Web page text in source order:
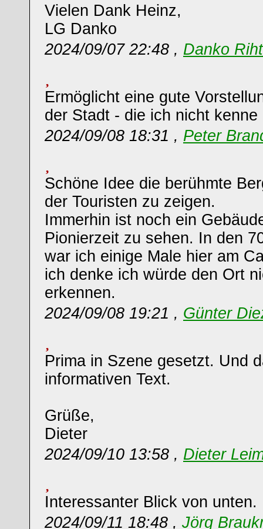
Vielen Dank Heinz,
LG Danko
2024/09/07 22:48 , Danko
Ermöglicht eine gute
der Stadt - die ich nicht
2024/09/08 18:31 , Peter
Schöne Idee die berühmte
der Touristen zu zeigen.
Immerhin ist noch ein
Pionierzeit zu sehen. In den
war ich einige Male hier am
ich denke ich würde den Ort
erkennen.
2024/09/08 19:21 , Günter
Prima in Szene gesetzt. Und
informativen Text.
Grüße,
Dieter
2024/09/10 13:58 , Dieter
Interessanter Blick von unten.
2024/09/11 18:48 , Jörg